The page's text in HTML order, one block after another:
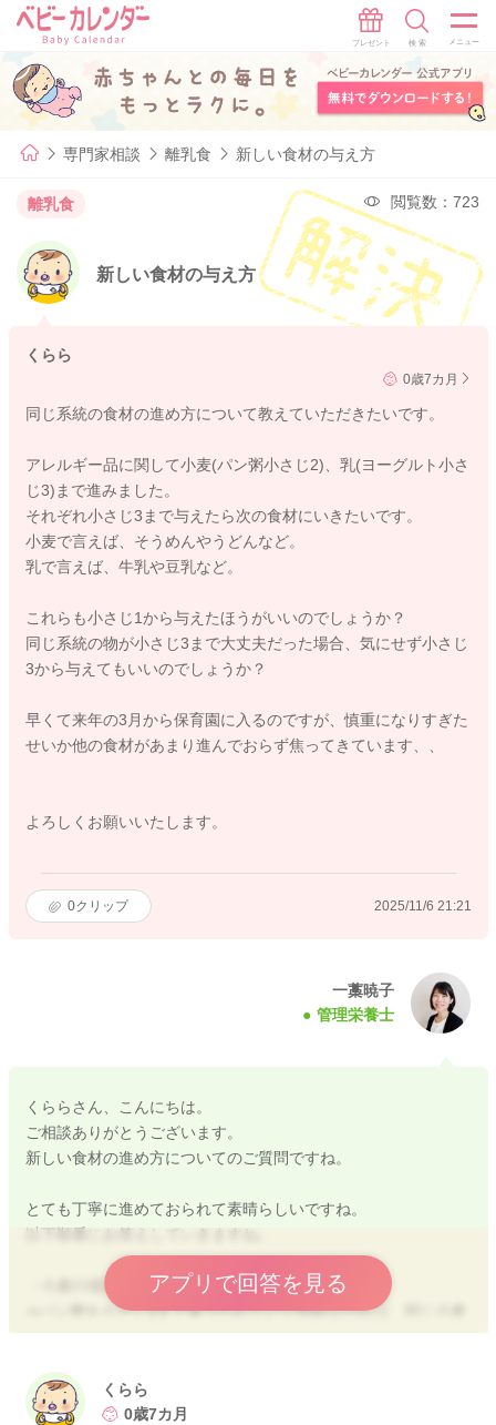
専門家相談 離乳食 新しい食材の与え方
離乳食 閲覧数：723
新しい食材の与え方
くらら
0歳7カ月
同じ系統の食材の進め方について教えていただきたいです。
アレルギー品に関して小麦(パン粥小さじ2)、乳(ヨーグルト小さ
じ3)まで進みました。
それぞれ小さじ3まで与えたら次の食材にいきたいです。
小麦で言えば、そうめんやうどんなど。
乳で言えば、牛乳や豆乳など。
これらも小さじ1から与えたほうがいいのでしょうか？
同じ系統の物が小さじ3まで大丈夫だった場合、気にせず小さじ
3から与えてもいいのでしょうか？
早くて来年の3月から保育園に入るのですが、慎重になりすぎた
せいか他の食材があまり進んでおらず焦ってきています、、
よろしくお願いいたします。
0クリップ 2025/11/6 21:21
一藁暁子
管理栄養士
くららさん、こんにちは。
ご相談ありがとうございます。
新しい食材の進め方についてのご質問ですね。
とても丁寧に進めておられて素晴らしいですね。
以下順番にお答えしていきますね。
・小麦の場合
⇒パン粥を小さじ3まで食べられていて問題なければ、同じ小麦
製品（うどん・そうめんなど）も基本はOKな段階です。
る可能性」がゼロではありませんので、初回は小さじ1からスタ
ートがおすすめです。
アプリで回答を見る
くらら
0歳7カ月